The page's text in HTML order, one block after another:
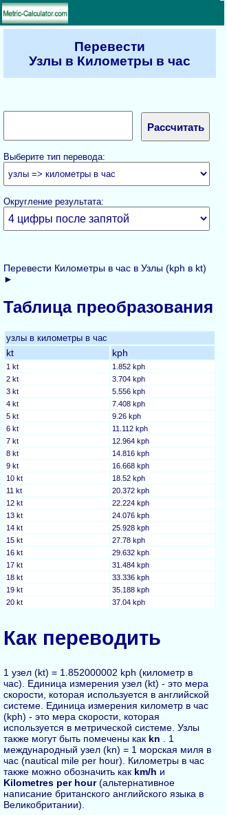
Перевести
Узлы в Километры в час
Выберите тип перевода:
Округление результата:
Перевести Километры в час в Узлы (kph в kt)
►
Таблица преобразования
узлы в километры в час
kt kph
1 kt
1.852 kph
2 kt
3.704 kph
3 kt
5.556 kph
4 kt
7.408 kph
5 kt
9.26 kph
6 kt
11.112 kph
7 kt
12.964 kph
8 kt
14.816 kph
9 kt
16.668 kph
10 kt
18.52 kph
11 kt
20.372 kph
12 kt
22.224 kph
13 kt
24.076 kph
14 kt
25.928 kph
15 kt
27.78 kph
16 kt
29.632 kph
17 kt
31.484 kph
18 kt
33.336 kph
19 kt
35.188 kph
20 kt
37.04 kph
Как переводить
1 узел (kt) = 1.852000002 kph (километр в
час). Единица измерения узел (kt) - это мера
скорости, которая используется в английской
системе. Единица измерения километр в час
(kph) - это мера скорости, которая
используется в метрической системе. Узлы
также могут быть помечены как kn
. 1
международный узел (kn) = 1 морская миля в
час (nautical mile per hour). Километры в час
также можно обозначить как km/h и
Kilometres per hour(альтернативное
написание британского английского языка в
Великобритании).